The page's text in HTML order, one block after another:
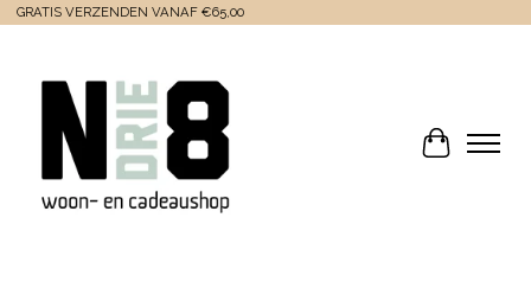
GRATIS VERZENDEN VANAF €65,00